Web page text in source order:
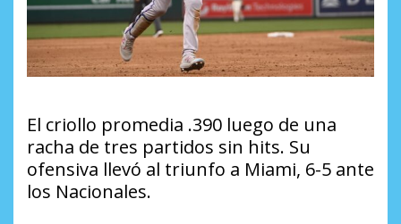
El criollo promedia .390 luego de una
racha de tres partidos sin hits. Su
ofensiva llevó al triunfo a Miami, 6-5 ante
los Nacionales.